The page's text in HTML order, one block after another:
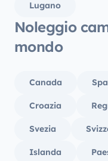
Lugano
Noleggio
mondo
Canada
Croazia
Svezia
Islanda